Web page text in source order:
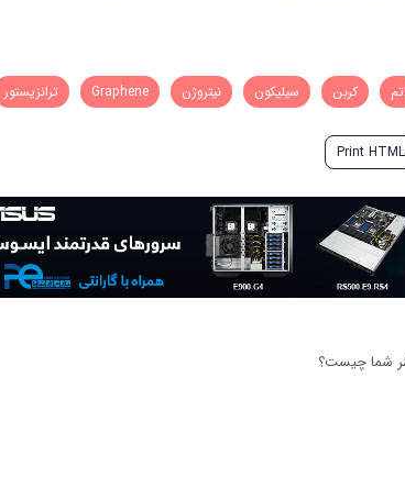
اتم کربن سیلیکون نیتروژن Graphene ترانزیستور
Print HTML
شما چیست؟